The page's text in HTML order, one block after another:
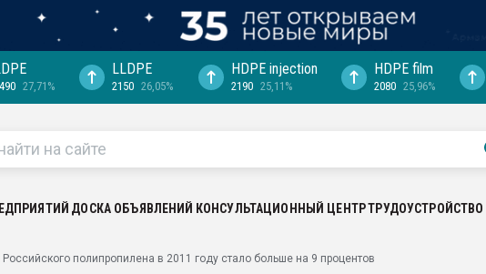
для
27,71%
LLDPE
2150 26,05%
HDPE injection
2190 25,11%
HDPE film
2080 25,96%
ДОСКА ОБЪЯВЛЕНИЙ КОНСУЛЬТАЦИОННЫЙ ЦЕНТРТРУДОУСТРОЙСТВО
Российского полипропилена в 2011 году стало больше на 9 процентов